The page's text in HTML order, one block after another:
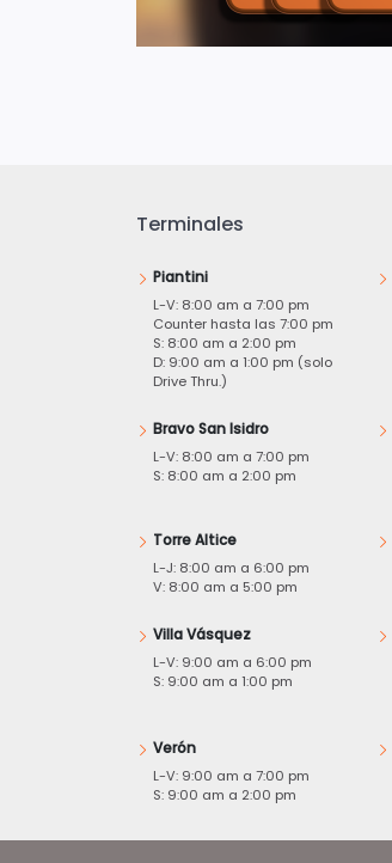
Terminales
Piantini
L-V: 8:00 am a 7:00 pm
Counter hasta las 7:00 pm
S: 8:00 am a 2:00 pm
D: 9:00 am a 1:00 pm (solo
Drive Thru.)
Bravo San Isidro
L-V: 8:00 am a 7:00 pm
S: 8:00 am a 2:00 pm
Torre Altice
L-J: 8:00 am a 6:00 pm
V: 8:00 am a 5:00 pm
Villa Vásquez
L-V: 9:00 am a 6:00 pm
S: 9:00 am a 1:00 pm
Verón
L-V: 9:00 am a 7:00 pm
S: 9:00 am a 2:00 pm